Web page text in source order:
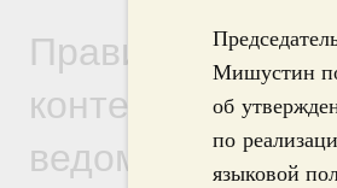
Мишустин
об
по
языковой
контексте
ведомств